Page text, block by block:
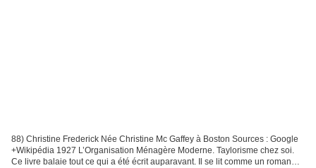
88) Christine Frederick Née Christine Mc Gaffey à Boston Sources : Google
+Wikipédia 1927 L’Organisation Ménagère Moderne. Taylorisme chez soi.
Ce livre balaie tout ce qui a été écrit auparavant. Il se lit comme un roman